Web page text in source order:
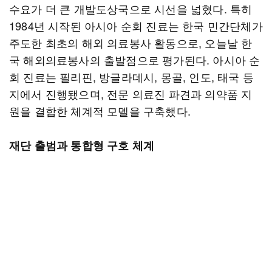
수요가 더 큰 개발도상국으로 시선을 넓혔다. 특히
1984년 시작된 아시아 순회 진료는 한국 민간단체가
주도한 최초의 해외 의료봉사 활동으로, 오늘날 한
국 해외의료봉사의 출발점으로 평가된다. 아시아 순
회 진료는 필리핀, 방글라데시, 몽골, 인도, 태국 등
지에서 진행됐으며, 전문 의료진 파견과 의약품 지
원을 결합한 체계적 모델을 구축했다.
재단 출범과 통합형 구호 체계